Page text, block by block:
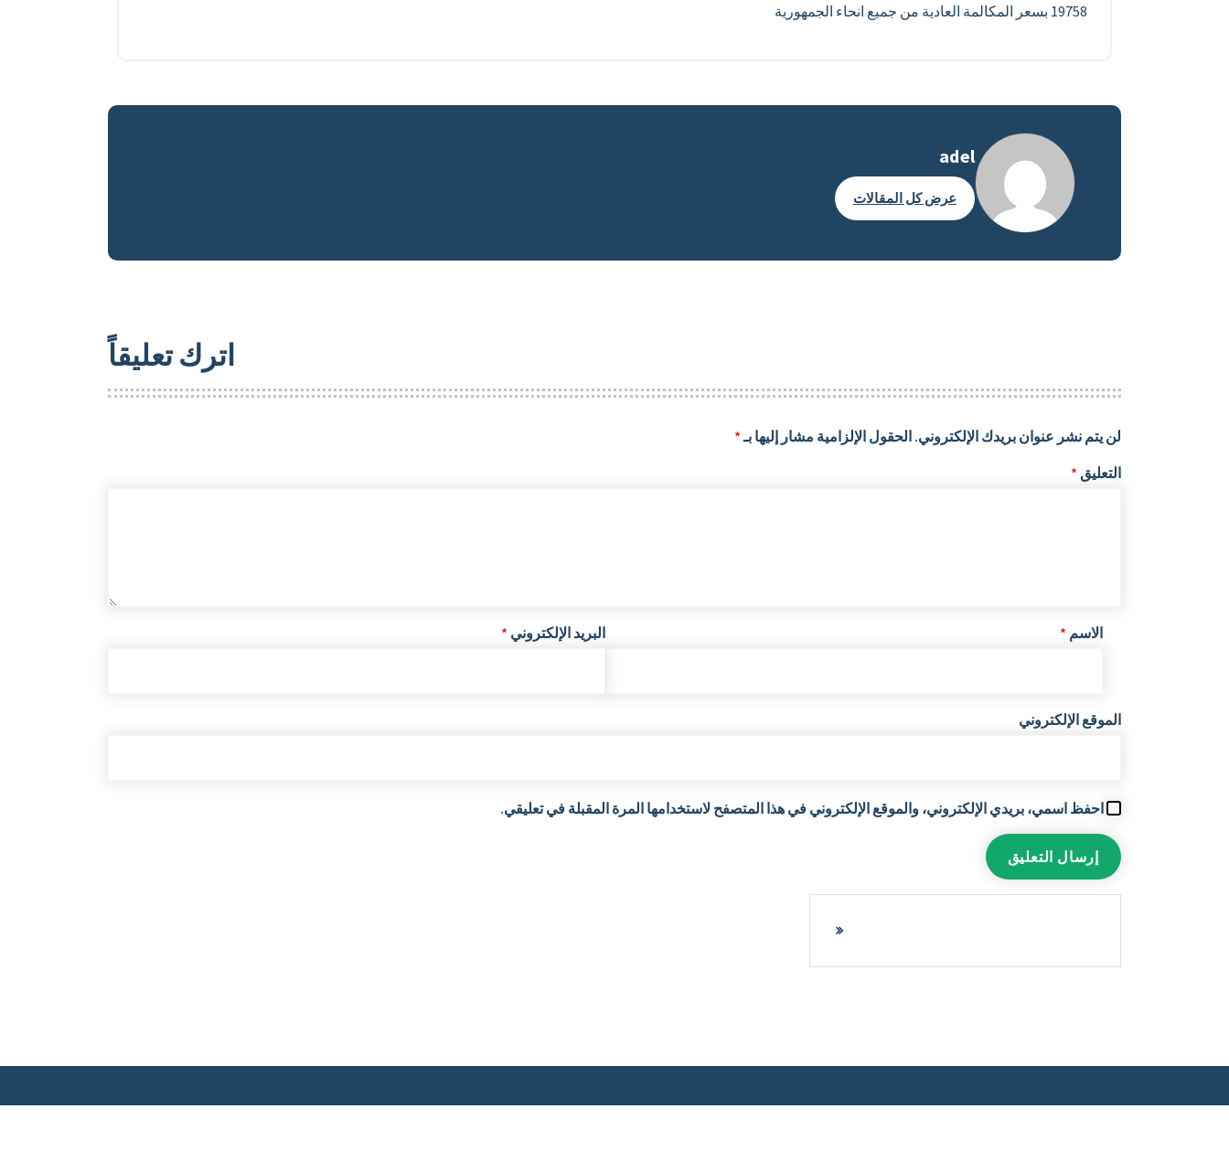
19758 بسعر المكالمة العادية من جميع انحاء الجمهورية
adel
عرض كل المقالات
اترك تعليقاً
لن يتم نشر عنوان بريدك الإلكتروني. الحقول الإلزامية مشار إليها بـ*
التعليق *
الاسم * البريد الإلكتروني *
الموقع الإلكتروني
احفظ اسمي، بريدي الإلكتروني، والموقع الإلكتروني في هذا المتصفح لاستخدامها المرة المقبلة في تعليقي.